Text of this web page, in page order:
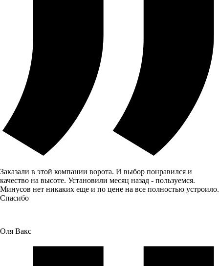
Заказали в этой компании ворота. И выбор понравился и
качество на высоте. Установили месяц назад - пользуемся.
Минусов нет никаких еще и по цене на все полностью устроило.
Спасибо
Оля Вакс